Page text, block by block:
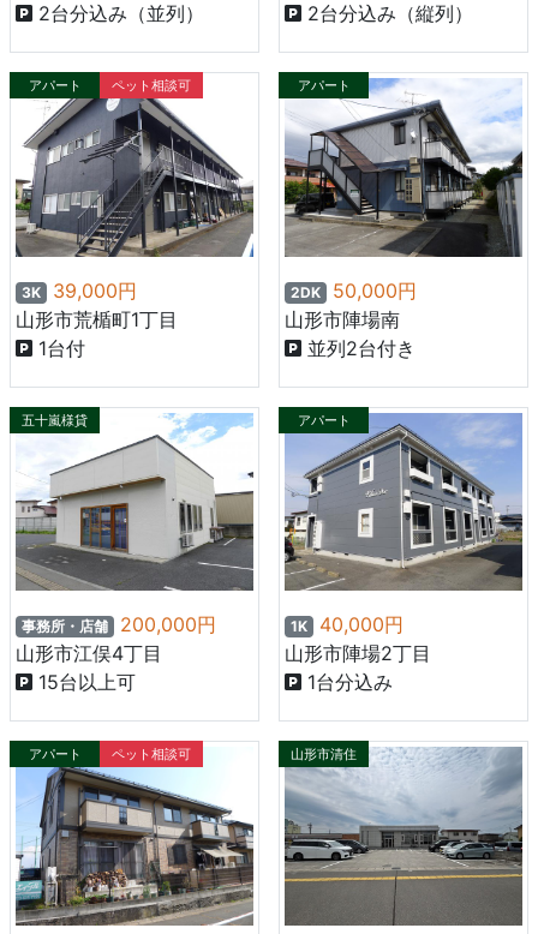
2台分込み（並列）
2台分込み（縦列）
アパート ペット相談可
3K
39,000円
山形市荒楯町1丁目
1台付
アパート
2DK
50,000円
山形市陣場南
並列2台付き
五十嵐様貸
舗
事務所・店舗
200,000円
山形市江俣4丁目
15台以上可
アパート
1K
40,000円
山形市陣場2丁目
1台分込み
アパート ペット相談可
山形市清住
町3丁目：
貸店舗・事
務所